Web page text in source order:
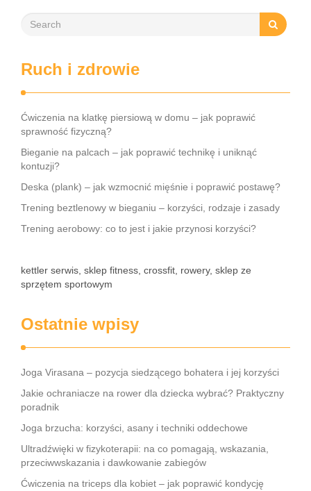
Ruch i zdrowie
Ćwiczenia na klatkę piersiową w domu – jak poprawić
sprawność fizyczną?
Bieganie na palcach – jak poprawić technikę i uniknąć
kontuzji?
Deska (plank) – jak wzmocnić mięśnie i poprawić postawę?
Trening beztlenowy w bieganiu – korzyści, rodzaje i zasady
Trening aerobowy: co to jest i jakie przynosi korzyści?
kettler serwis, sklep fitness, crossfit, rowery, sklep ze
sprzętem sportowym
Ostatnie wpisy
Joga Virasana – pozycja siedzącego bohatera i jej korzyści
Jakie ochraniacze na rower dla dziecka wybrać? Praktyczny
poradnik
Joga brzucha: korzyści, asany i techniki oddechowe
Ultradźwięki w fizykoterapii: na co pomagają, wskazania,
przeciwwskazania i dawkowanie zabiegów
Ćwiczenia na triceps dla kobiet – jak poprawić kondycję